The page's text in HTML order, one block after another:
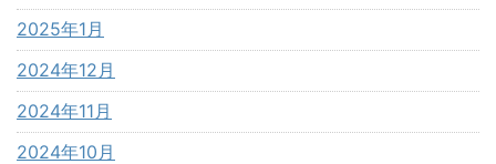
2025年1月
2024年12月
2024年11月
2024年10月